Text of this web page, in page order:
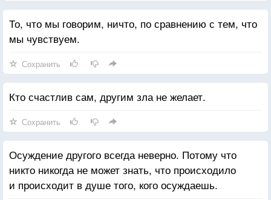
То, что мы говорим, ничто, по сравнению с тем, что
мы чувствуем.
Сохранить
Кто счастлив сам, другим зла не желает.
Сохранить
Осуждение другого всегда неверно. Потому что
никто никогда не может знать, что происходило
и происходит в душе того, кого осуждаешь.